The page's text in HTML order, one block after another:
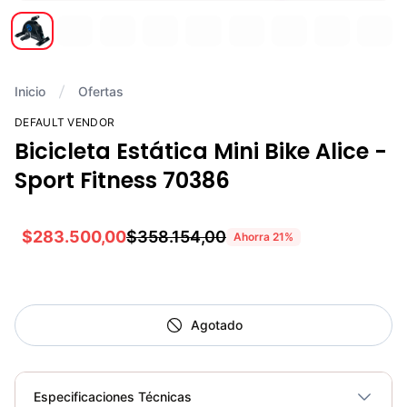
Inicio Ofertas
DEFAULT VENDOR
Bicicleta Estática Mini Bike Alice -
Sport Fitness 70386
$283.500,00$358.154,00 Ahorra 21%
Agotado
Especificaciones Técnicas